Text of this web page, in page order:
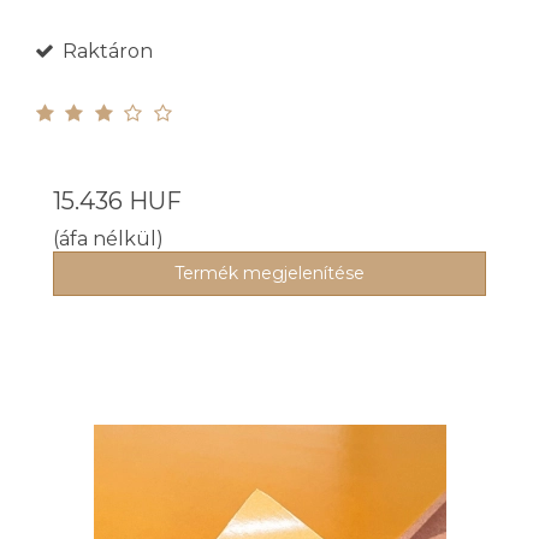
Raktáron
15.436 HUF
(áfa nélkül)
Termék megjelenítése